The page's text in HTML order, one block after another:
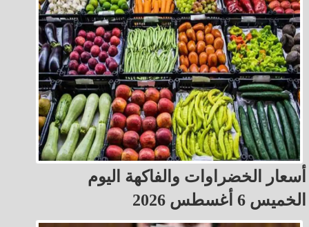
أسعار الخضراوات والفاكهة اليوم
الخميس 6 أغسطس 2026